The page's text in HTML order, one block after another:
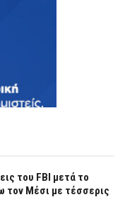
του FBI μετά το
τον Μέσι με τέσσερις